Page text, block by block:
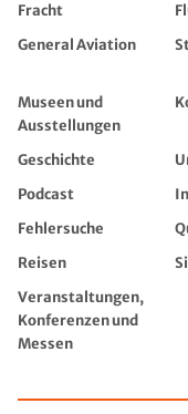
Fracht
General Aviation
Museen und
Ausstellungen
Geschichte
Podcast
Fehlersuche
Reisen
Veranstaltungen,
Konferenzen und
Messen